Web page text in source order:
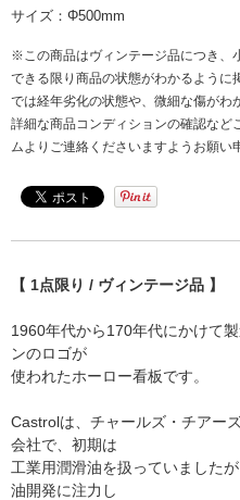
サイズ： Φ500mm
※この商品はヴィンテージ品につき、
できる限り商品の状態がわかるように
では経年劣化の状態や、微細な傷がわ
詳細な商品コンディションの確認など
ムよりご連絡くださいますようお願い
【 1点限り / ヴィンテージ品 】
1960年代から170年代にかけて
ンのロゴが
使われたホーロー看板です。
Castrolは、チャールズ・チアー
会社で、初期は
工業用潤滑油を扱っていました
油開発に注力し